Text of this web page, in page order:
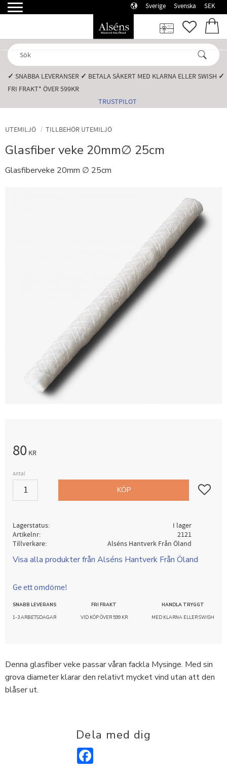
Sverige Svenska SEK
✓ SNABBA LEVERANSER️ ✓ BETALA SÄKERT MED KLARNA ELLER SWISH️ ✓
FRI FRAKT* ÖVER 599KR️
TRUSTPILOT
UTEMILJÖ TILLBEHÖR UTEMILJÖ
Glasfiber veke 20mm∅ 25cm
Glasfiberveke 20mm ∅ 25cm
80 KR
Antal
KÖP Lägg till
Lagerstatus
I lager
Artikelnr
2121
Tillverkare
Alséns Hantverk Från Öland
Visa alla produkter från Alséns Hantverk Från Öland
Ge ett omdöme!
SNABB LEVERANS
1-3 ARBETSDAGAR
FRI FRAKT
VID KÖP ÖVER 599 KR
HANDLA TRYGGT
MED KLARNA ELLER SWISH
Denna glasfiber veke passar våran fackla Mysinge. Med sin
grova diameter klarar den relativt mycket vind utan att den
blåser ut.
Dela med dig